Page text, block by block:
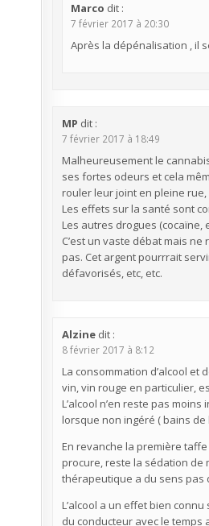
Marco dit :
7 février 2017 à 20:30
Après la dépénalisation , il
MP dit :
7 février 2017 à 18:49
Malheureusement le
ses fortes odeurs et cela
rouler leur joint en pleine
Les effets sur la santé sont
Les autres drogues (cocaïne,
C’est un vaste débat mais
pas. Cet argent pourrrait
défavorisés, etc, etc.
Alzine dit :
8 février 2017 à 8:12
La consommation d’alcool et
vin, vin rouge en particulier,
L’alcool n’en reste pas
lorsque non ingéré ( bains de
En revanche la première
procure, reste la sédation de
thérapeutique a du sens pas
L’alcool a un effet bien
du conducteur avec le